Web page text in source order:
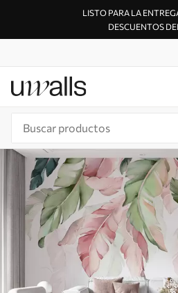
LISTO PARA LA
DESCUENTOS